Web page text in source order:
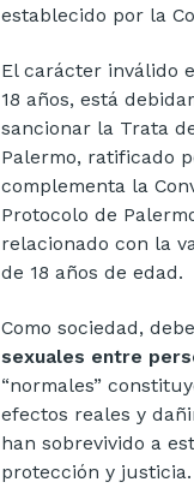
establecido por la
El carácter inválido
18 años, está
sancionar la Trata
Palermo, ratificado
complementa la
Protocolo de
relacionado con la
de 18 años de edad.
Como sociedad,
sexuales entre
“normales”
efectos reales y
han sobrevivido a
protección y justicia.